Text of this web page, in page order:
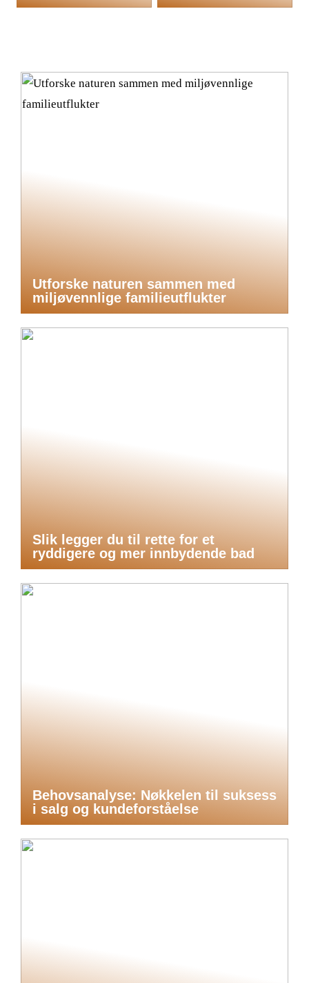
Utforske naturen sammen med
miljøvennlige familieutflukter
Slik legger du til rette for et
ryddigere og mer innbydende bad
Behovsanalyse: Nøkkelen til suksess
i salg og kundeforståelse